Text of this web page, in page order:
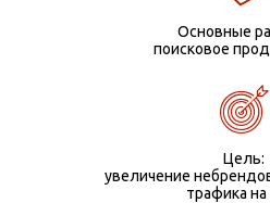
Основные
поисковое
Цель:
увеличение
трафика на